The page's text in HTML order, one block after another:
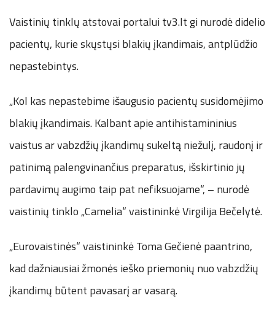
Vaistinių tinklų atstovai portalui tv3.lt gi nurodė didelio
pacientų, kurie skųstųsi blakių įkandimais, antplūdžio
nepastebintys.
„Kol kas nepastebime išaugusio pacientų susidomėjimo
blakių įkandimais. Kalbant apie antihistamininius
vaistus ar vabzdžių įkandimų sukeltą niežulį, raudonį ir
patinimą palengvinančius preparatus, išskirtinio jų
pardavimų augimo taip pat nefiksuojame“, – nurodė
vaistinių tinklo „Camelia“ vaistininkė Virgilija Bečelytė.
„Eurovaistinės“ vaistininkė Toma Gečienė paantrino,
kad dažniausiai žmonės ieško priemonių nuo vabzdžių
įkandimų būtent pavasarį ar vasarą.